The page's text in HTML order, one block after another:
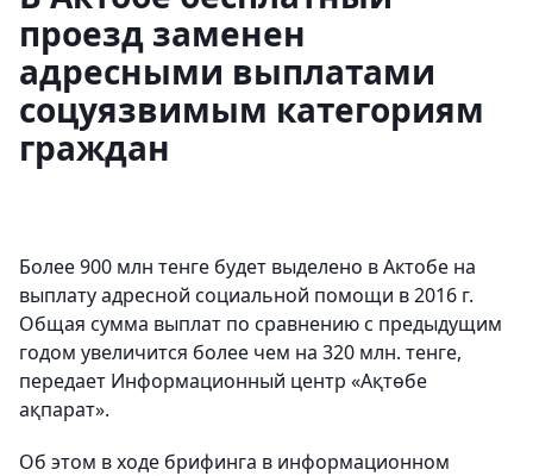
проезд заменен
адресными выплатами
соцуязвимым категориям
граждан
Более 900 млн тенге будет выделено в Актобе на
выплату адресной социальной помощи в 2016 г.
Общая сумма выплат по сравнению с предыдущим
годом увеличится более чем на 320 млн. тенге,
передает Информационный центр «Ақтөбе
ақпарат».
Об этом в ходе брифинга в информационном